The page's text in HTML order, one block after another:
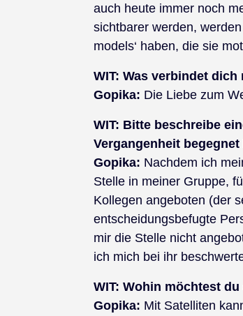
auch heute immer noch
sichtbarer werden,
models‘ haben, die sie
WIT: Was verbindet dich
Gopika: Die Liebe zum
WIT: Bitte beschreibe
Vergangenheit begegnet
Gopika: Nachdem ich
Stelle in meiner Gruppe,
Kollegen angeboten (der
entscheidungsbefugte
mir die Stelle nicht
ich mich bei ihr
WIT: Wohin möchtest
Gopika: Mit Satelliten